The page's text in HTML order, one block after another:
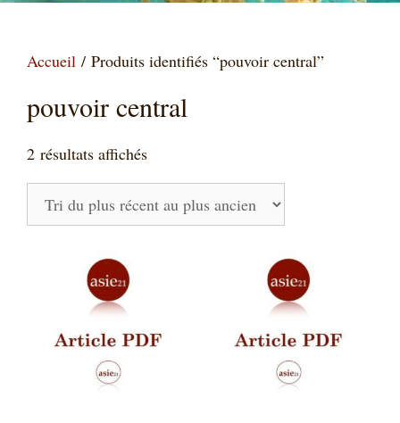
Accueil / Produits identifiés “pouvoir central”
pouvoir central
2 résultats affichésTrié
du
plus
récent